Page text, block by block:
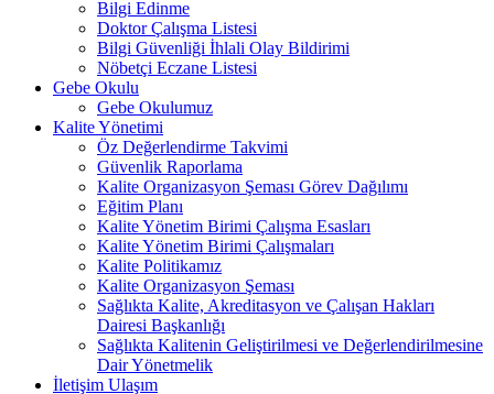
Bilgi Edinme
Doktor Çalışma Listesi
Bilgi Güvenliği İhlali Olay Bildirimi
Nöbetçi Eczane Listesi
Gebe Okulu
Gebe Okulumuz
Kalite Yönetimi
Öz Değerlendirme Takvimi
Güvenlik Raporlama
Kalite Organizasyon Şeması Görev Dağılımı
Eğitim Planı
Kalite Yönetim Birimi Çalışma Esasları
Kalite Yönetim Birimi Çalışmaları
Kalite Politikamız
Kalite Organizasyon Şeması
Sağlıkta Kalite, Akreditasyon ve Çalışan Hakları
Dairesi Başkanlığı
Sağlıkta Kalitenin Geliştirilmesi ve Değerlendirilmesine
Dair Yönetmelik
İletişim Ulaşım